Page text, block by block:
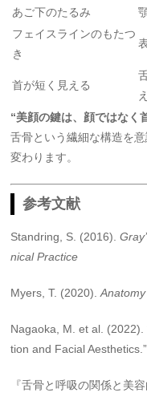
あご下のたるみ
フェイスラインのもたつ
き
首が短く見える
“美顔の鍵は、顔ではなく
舌骨という繊細な構造を
変わります。
参考文献
Standring, S. (2016).
nical Practice
Myers, T. (2020).
Nagaoka, M. et al.
tion and Facial
『舌骨と呼吸の関係と美